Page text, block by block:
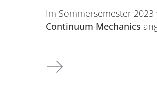
Im Sommersemester
Continuum Mechanics
Neue Veranstaltungen